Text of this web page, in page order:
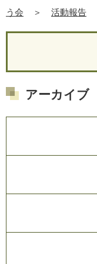
う会
＞ 活動報告
アーカイブ